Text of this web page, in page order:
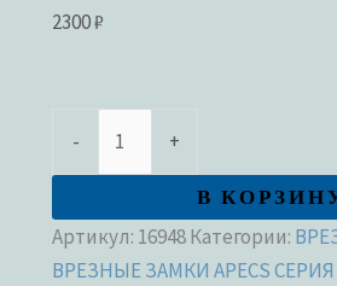
2300₽
- +
В
Артикул: 16948Категории:
ВРЕЗНЫЕ ЗАМКИ APECS СЕРИЯ